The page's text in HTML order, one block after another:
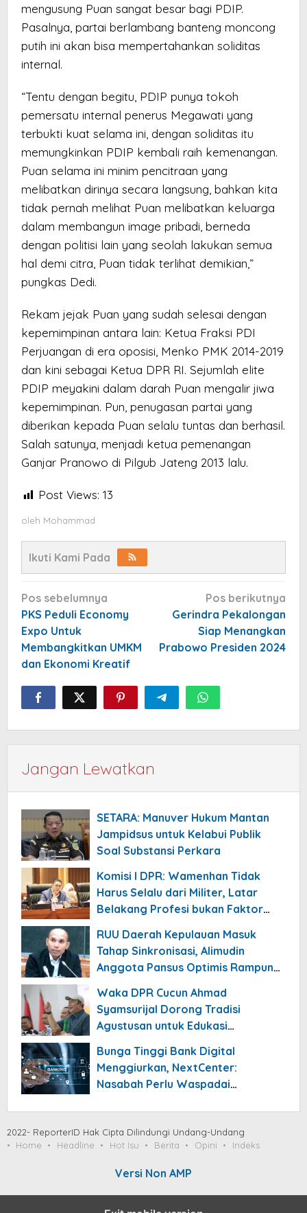
mengusung Puan sangat besar bagi PDIP.
Pasalnya, partai berlambang banteng moncong
putih ini akan bisa mempertahankan soliditas
internal.
“Tentu dengan begitu, PDIP punya tokoh
pemersatu internal penerus Megawati yang
terbukti kuat selama ini, dengan soliditas itu
memungkinkan PDIP kembali raih kemenangan.
Puan selama ini minim pencitraan yang
melibatkan dirinya secara langsung, bahkan kita
tidak pernah melihat Puan melibatkan keluarga
dalam membangun image pribadi, berneda
dengan politisi lain yang seolah lakukan semua
hal demi citra, Puan tidak terlihat demikian,”
pungkas Dedi.
Rekam jejak Puan yang sudah selesai dengan
kepemimpinan antara lain: Ketua Fraksi PDI
Perjuangan di era oposisi, Menko PMK 2014-2019
dan kini sebagai Ketua DPR RI. Sejumlah elite
PDIP meyakini dalam darah Puan mengalir jiwa
kepemimpinan. Pun, penugasan partai yang
diberikan kepada Puan selalu tuntas dan berhasil.
Salah satunya, menjadi ketua pemenangan
Ganjar Pranowo di Pilgub Jateng 2013 lalu.
Post Views: 13
oleh Mohammad
Ikuti Kami Pada
Navigasi
pos
Pos sebelumnya
PKS Peduli Economy
Expo Untuk
Membangkitkan UMKM
dan Ekonomi Kreatif
Pos berikutnya
Gerindra Pekalongan
Siap Menangkan
Prabowo Presiden 2024
Jangan Lewatkan
SETARA: Manuver Hukum Mantan
Jampidsus untuk Kelabui Publik
Soal Substansi Perkara
Komisi I DPR: Wamenhan Tidak
Harus Selalu dari Militer, Latar
Belakang Profesi bukan Faktor
RUU Daerah Kepulauan Masuk
Tahap Sinkronisasi, Alimudin
Anggota Pansus Optimis Rampung
Waka DPR Cucun Ahmad
Syamsurijal Dorong Tradisi
Agustusan untuk Edukasi
Bunga Tinggi Bank Digital
Menggiurkan, NextCenter:
Nasabah Perlu Waspadai
2022- ReporterID Hak Cipta Dilindungi Undang-Undang
Home
Headline Hot Isu Berita Opini Indeks
Versi Non AMP